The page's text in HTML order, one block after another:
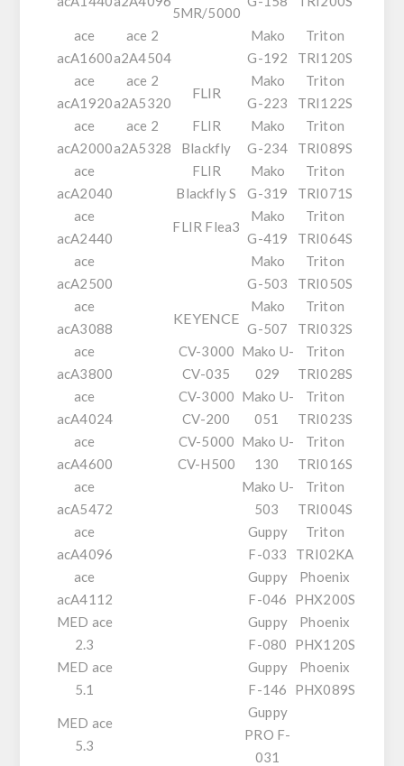
5MR/5000
ace
acA1600
ace 2
a2A4504
Mako
G-192
Triton
TRI120S
ace
acA1920
ace 2
a2A5320
FLIR
Mako
G-223
Triton
TRI122S
ace
acA2000
ace 2
a2A5328
FLIR
Blackfly
Mako
G-234
Triton
TRI089S
ace
acA2040
FLIR
Blackfly S
Mako
G-319
Triton
TRI071S
ace
acA2440
FLIR Flea3
Mako
G-419
Triton
TRI064S
ace
acA2500
Mako
G-503
Triton
TRI050S
ace
acA3088
KEYENCE
Mako
G-507
Triton
TRI032S
ace
acA3800
CV-3000
CV-035
Mako U-
029
Triton
TRI028S
ace
acA4024
CV-3000
CV-200
Mako U-
051
Triton
TRI023S
ace
acA4600
CV-5000
CV-H500
Mako U-
130
Triton
TRI016S
ace
acA5472
Mako U-
503
Triton
TRI004S
ace
acA4096
Guppy
F-033
Triton
TRI02KA
ace
acA4112
Guppy
F-046
Phoenix
PHX200S
MED ace
2.3
Guppy
F-080
Phoenix
PHX120S
MED ace
5.1
Guppy
F-146
Phoenix
PHX089S
MED ace
5.3
Guppy
PRO F-
031